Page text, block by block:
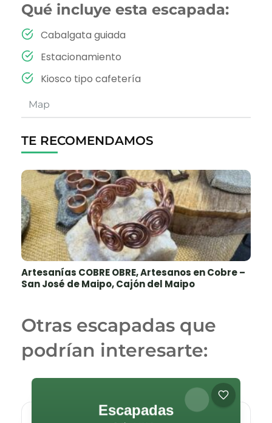
Map
Qué incluye esta escapada:
Cabalgata guiada
Estacionamiento
Kiosco tipo cafetería
TE RECOMENDAMOS
Artesanías COBRE OBRE, Artesanos en Cobre –
San José de Maipo, Cajón del Maipo
Otras escapadas que
podrían interesarte: